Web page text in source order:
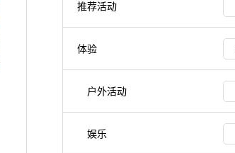
推荐活动
体验
户外活动
娱乐